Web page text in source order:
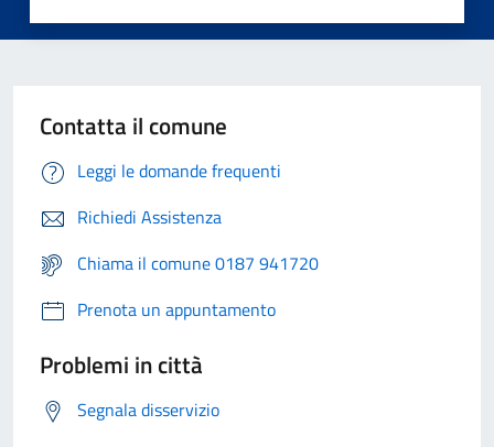
Contatta il comune
Leggi le domande frequenti
Richiedi Assistenza
Chiama il comune 0187 941720
Prenota un appuntamento
Problemi in città
Segnala disservizio